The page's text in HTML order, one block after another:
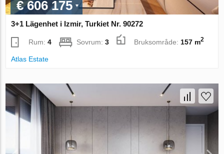
€ 606 175
3+1 Lägenhet i Izmir, Turkiet Nr. 90272
Rum:4 Sovrum:3 Bruksområde: 157 m2
Atlas Estate